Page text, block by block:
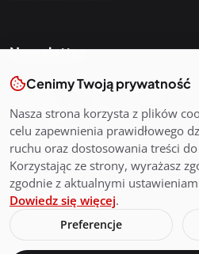
Newsletter
Otrzymuj najnowsze wiadomości i
do naszego newslettera
Cenimy Twoją prywatność
Nasza strona korzysta z plików
celu zapewnienia prawidłowego
ruchu oraz dostosowania treści
Korzystając ze strony, wyrażasz
zgodnie z aktualnymi
Dowiedz się więcej.
Preferencje